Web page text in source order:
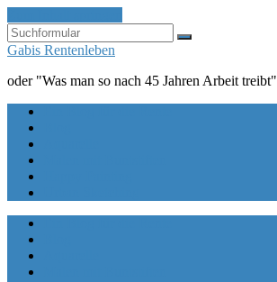
Suchen
Gabis Rentenleben
oder "Was man so nach 45 Jahren Arbeit treibt"